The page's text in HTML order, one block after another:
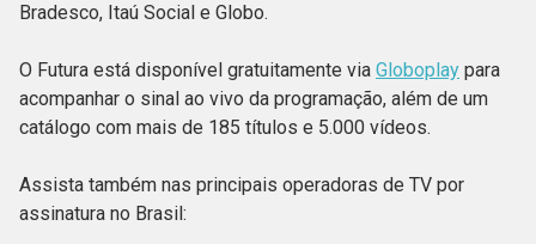
Bradesco, Itaú Social e Globo.
O Futura está disponível gratuitamente via Globoplay para
acompanhar o sinal ao vivo da programação, além de um
catálogo com mais de 185 títulos e 5.000 vídeos.
Assista também nas principais operadoras de TV por
assinatura no Brasil: